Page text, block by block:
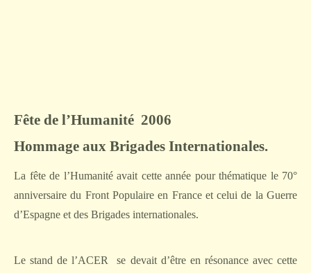
Fête de l’Humanité 2006
Hommage aux Brigades Internationales.
La fête de l’Humanité avait cette année pour thématique le 70°
anniversaire du Front Populaire en France et celui de la Guerre
d’Espagne et des Brigades internationales.
Le stand de l’ACER
se devait d’être en résonance avec cette